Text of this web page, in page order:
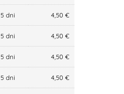
5 dni 4,50 €
5 dni 4,50 €
5 dni 4,50 €
5 dni 4,50 €